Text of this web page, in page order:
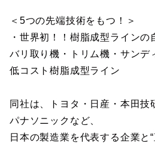
＜5つの先端技術をもつ！＞
・世界初！！樹脂成型ラインの
バリ取り機・トリム機・サンデ
低コスト樹脂成型ライン
同社は、トヨタ・日産・本田技
パナソニックなど、
日本の製造業を代表する企業と